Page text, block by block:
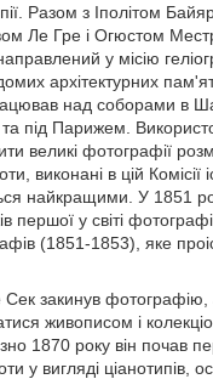
Разом з Іполітом
Ле Гре і Огюстом
у місію
архітектурних
над соборами в
та під Парижем.
великі фотографії
виконані в цій Комісії
найкращими. У 1851
першої у світі
(1851-1853), яке
Сек закинув фотографію,
живописом і
1870 року він почав
у вигляді ціанотипів,